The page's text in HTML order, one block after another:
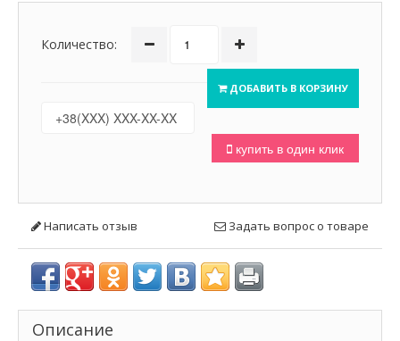
Количество:
ДОБАВИТЬ В КОРЗИНУ
купить в один клик
Написать отзыв Задать вопрос о товаре
Описание